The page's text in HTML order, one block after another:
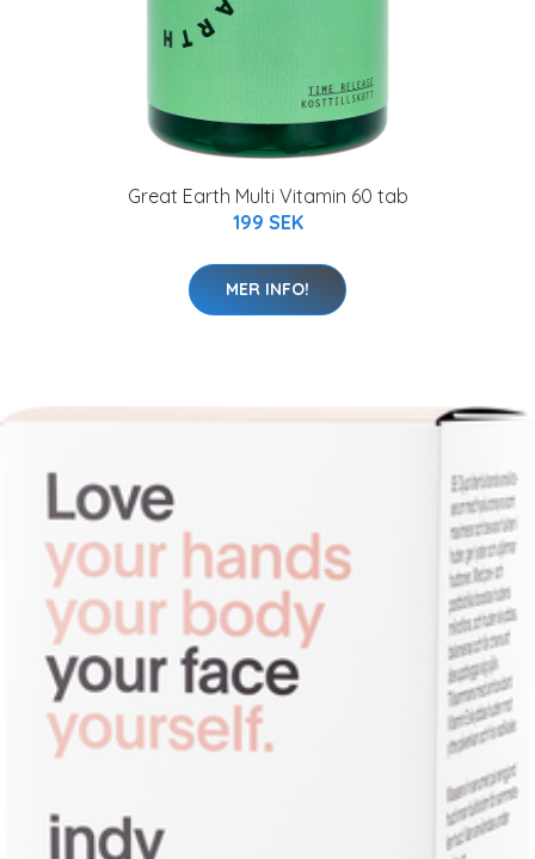
Great Earth Multi Vitamin 60 tab
199 SEK
MER INFO!